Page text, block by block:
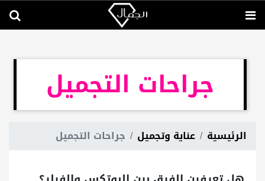
جراحات التجميل
الرئيسية عناية وتجميل جراحات التجميل